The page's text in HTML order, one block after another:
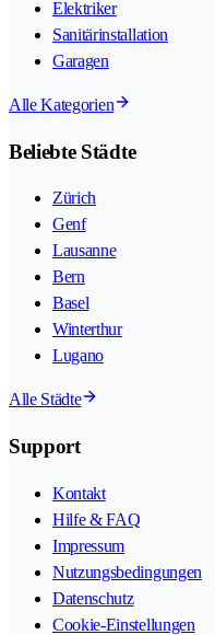
Elektriker
Sanitärinstallation
Garagen
Alle Kategorien
Beliebte Städte
Zürich
Genf
Lausanne
Bern
Basel
Winterthur
Lugano
Alle Städte
Support
Kontakt
Hilfe & FAQ
Impressum
Nutzungsbedingungen
Datenschutz
Cookie-Einstellungen